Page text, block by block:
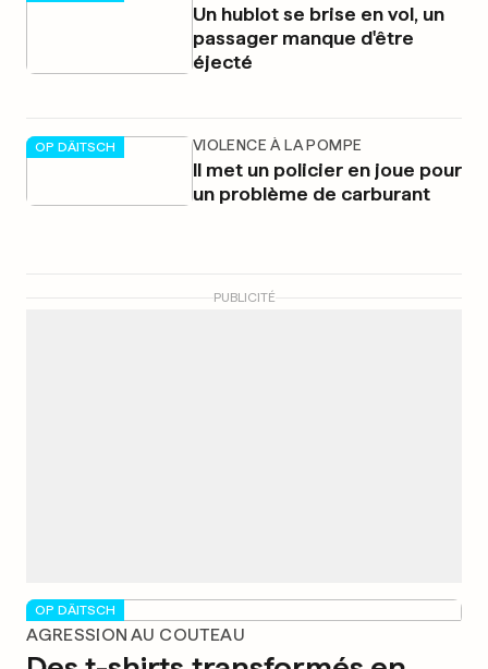
Un hublot se brise en vol, un
passager manque d'être
éjecté
OP DÄITSCH VIOLENCE À LA POMPE
Il met un policier en joue pour
un problème de carburant
PUBLICITÉ
OP DÄITSCH
AGRESSION AU COUTEAU